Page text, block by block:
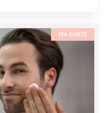
MA SANTÉ